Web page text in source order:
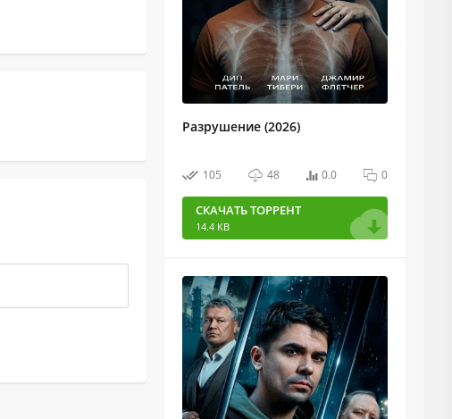
Разрушение (2026)
105 48 0.0 0
СКАЧАТЬ ТОРРЕНТ
14.4 KB